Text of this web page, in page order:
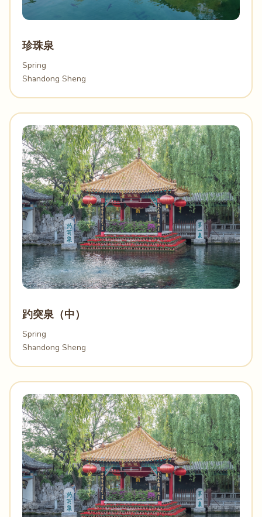
珍珠泉
Spring
Shandong Sheng
趵突泉（中）
Spring
Shandong Sheng